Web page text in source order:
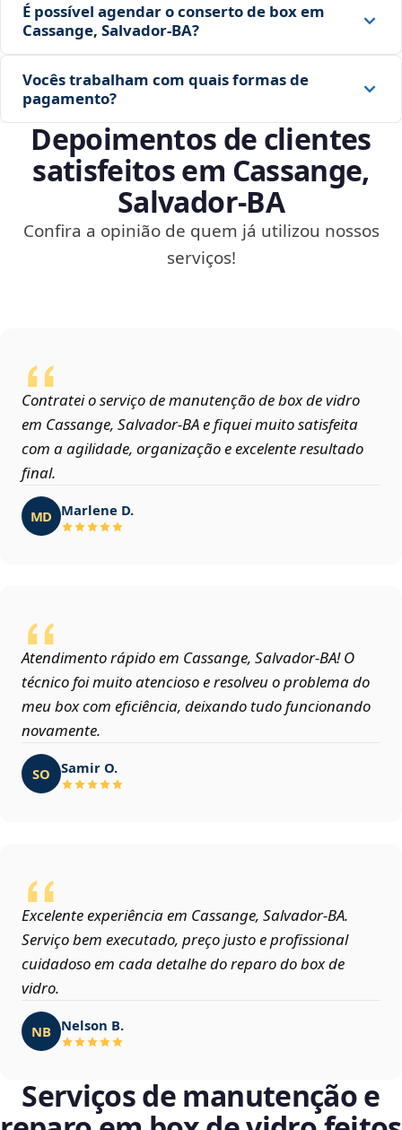
É possível agendar o conserto de box em
Cassange, Salvador‑BA?
Vocês trabalham com quais formas de
pagamento?
Depoimentos de clientes
satisfeitos em Cassange,
Salvador‑BA
Confira a opinião de quem já utilizou nossos
serviços!
Contratei o serviço de manutenção de box de vidro
em Cassange, Salvador‑BA e fiquei muito satisfeita
com a agilidade, organização e excelente resultado
final.
MD Marlene D.
Atendimento rápido em Cassange, Salvador‑BA! O
técnico foi muito atencioso e resolveu o problema do
meu box com eficiência, deixando tudo funcionando
novamente.
SO Samir O.
Excelente experiência em Cassange, Salvador‑BA.
Serviço bem executado, preço justo e profissional
cuidadoso em cada detalhe do reparo do box de
vidro.
NB Nelson B.
Serviços de manutenção e